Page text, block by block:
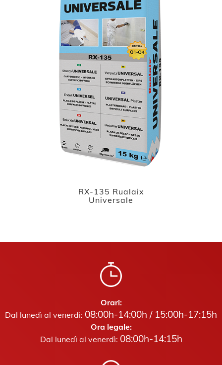
RX-135 Rualaix
Universale
Orari:
Dal lunedì al venerdì: 08:00h-14:00h / 15:00h-17:15h
Ora legale:
Dal lunedì al venerdì: 08:00h-14:15h